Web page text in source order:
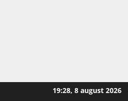
19:28, 8 august 2026